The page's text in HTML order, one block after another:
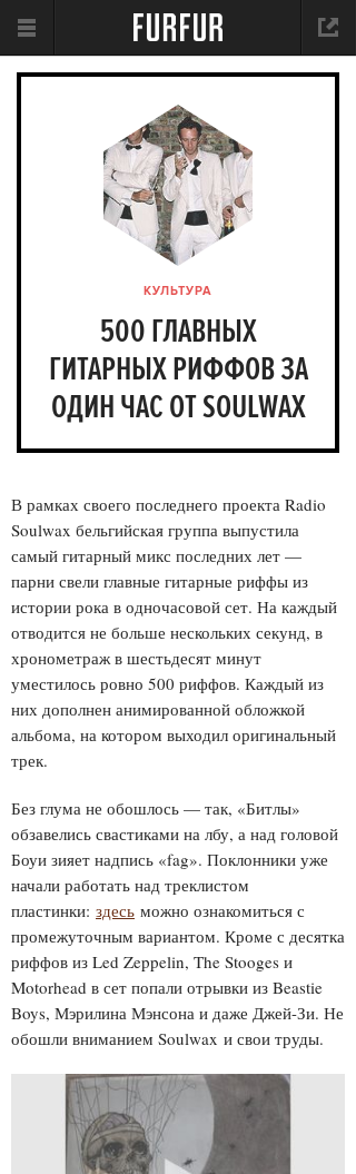
КУЛЬТУРА
500 ГЛАВНЫХ
ГИТАРНЫХ РИФФОВ ЗА
ОДИН ЧАС ОТ SOULWAX
В рамках своего последнего проекта Radio
Soulwax бельгийская группа выпустила
самый гитарный микс последних лет —
парни свели главные гитарные риффы из
истории рока в одночасовой сет. На каждый
отводится не больше нескольких секунд, в
хронометраж в шестьдесят минут
уместилось ровно 500 риффов. Каждый из
них дополнен анимированной обложкой
альбома, на котором выходил оригинальный
трек.
Без глума не обошлось — так, «Битлы»
обзавелись свастиками на лбу, а над головой
Боуи зияет надпись «fag». Поклонники уже
начали работать над треклистом
пластинки: здесь можно ознакомиться с
промежуточным вариантом. Кроме с десятка
риффов из Led Zeppelin, The Stooges и
Motorhead в сет попали отрывки из Beastie
Boys, Мэрилина Мэнсона и даже Джей-Зи. Не
обошли вниманием Soulwax и свои труды.